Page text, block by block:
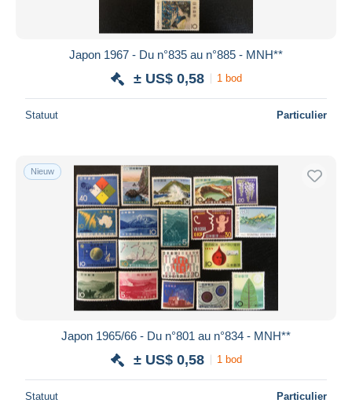
Japon 1967 - Du n°835 au n°885 - MNH**
± US$ 0,58 1 bod
Statuut Particulier
Nieuw
Japon 1965/66 - Du n°801 au n°834 - MNH**
± US$ 0,58 1 bod
Statuut Particulier